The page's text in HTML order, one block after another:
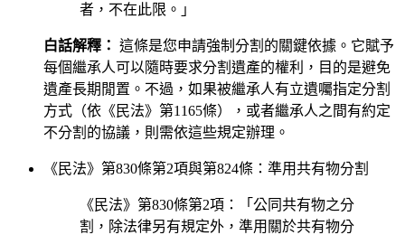
者，不在此限。」
白話解釋： 這條是您申請強制分割的關鍵依據。它賦予
每個繼承人可以隨時要求分割遺產的權利，目的是避免
遺產長期閒置。不過，如果被繼承人有立遺囑指定分割
方式（依《民法》第1165條），或者繼承人之間有約定
不分割的協議，則需依這些規定辦理。
《民法》第830條第2項與第824條：準用共有物分割
《民法》第830條第2項：「公同共有物之分
割，除法律另有規定外，準用關於共有物分